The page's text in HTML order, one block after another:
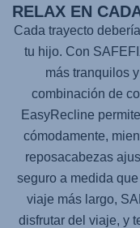
RELAX EN
Cada trayecto
tu hijo. Con
más tranquilos
combinación de
EasyRecline
cómodamente,
reposacabezas
seguro a medida
viaje más largo,
disfrutar del viaje, y